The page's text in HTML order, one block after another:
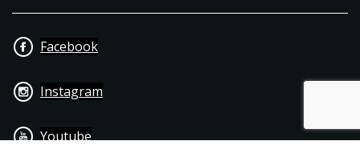
Facebook
Instagram
Youtube